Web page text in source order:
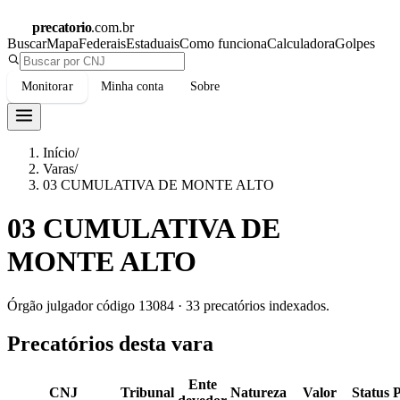
precatorio.com.br
BuscarMapaFederaisEstaduaisComo funcionaCalculadoraGolpes
Monitorar Minha conta Sobre
Início/
Varas/
03 CUMULATIVA DE MONTE ALTO
03 CUMULATIVA DE
MONTE ALTO
Órgão julgador código 13084 · 33 precatórios indexados.
Precatórios desta vara
CNJ Tribunal
Ente
Natureza Valor Status